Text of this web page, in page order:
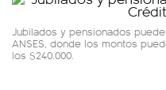
Jubilados y pensionados
ANSES, donde los montos
los $240.000.